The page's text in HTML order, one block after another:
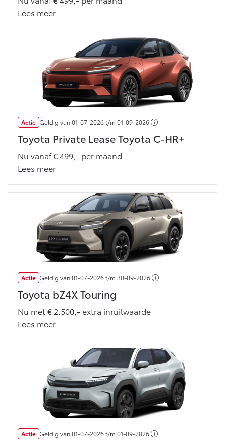
Proace (excl. BTW)
Vanaf € 37.500,-
Proace Verso
BATTERIJ-ELEKTRISCH
Proace Max (excl. BTW)
OOK ALS BATTERIJ-
ELEKTRISCH
Vanaf € 46.301,- Vanaf € 56.570,-
Vanaf € 89.986,-
Lees meer
Actie Geldig van01-07-2026t/m 01-09-2026
Toyota Private Lease Toyota C-HR+
Nu vanaf € 499,- per maand
Lees meer
Actie Geldig van01-07-2026t/m 30-09-2026
Toyota bZ4X Touring
Nu met € 2.500,- extra inruilwaarde
Lees meer
Actie Geldig van01-07-2026t/m 01-09-2026